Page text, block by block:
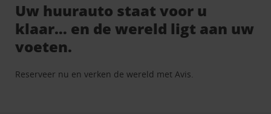
Uw huurauto staat voor u
klaar… en de wereld ligt aan uw
voeten.
Reserveer nu en verken de wereld met Avis.